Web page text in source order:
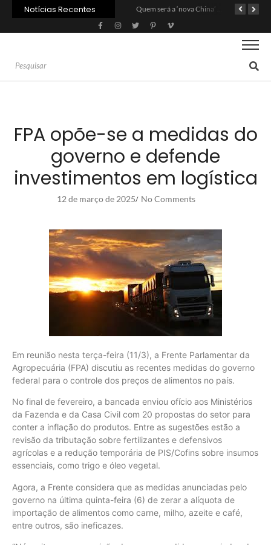
Notícias Recentes Quem será a ‘nova China’ do agro quando o apetite de Pequim acabar?
FPA opõe-se a medidas do
governo e defende
investimentos em logística
12 de março de 2025/ No Comments
Em reunião nesta terça-feira (11/3), a Frente Parlamentar da
Agropecuária (FPA) discutiu as recentes medidas do governo
federal para o controle dos preços de alimentos no país.
No final de fevereiro, a bancada enviou ofício aos Ministérios
da Fazenda e da Casa Civil com 20 propostas do setor para
conter a inflação do produtos. Entre as sugestões estão a
revisão da tributação sobre fertilizantes e defensivos
agrícolas e a redução temporária de PIS/Cofins sobre insumos
essenciais, como trigo e óleo vegetal.
Agora, a Frente considera que as medidas anunciadas pelo
governo na última quinta-feira (6) de zerar a alíquota de
importação de alimentos como carne, milho, azeite e café,
entre outros, são ineficazes.